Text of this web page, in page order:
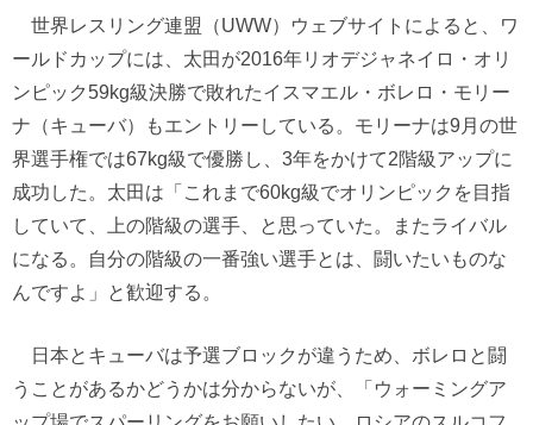
世界レスリング連盟（UWW）ウェブサイトによると、ワ
ールドカップには、太田が2016年リオデジャネイロ・オリ
ンピック59kg級決勝で敗れたイスマエル・ボレロ・モリー
ナ（キューバ）もエントリーしている。モリーナは9月の世
界選手権では67kg級で優勝し、3年をかけて2階級アップに
成功した。太田は「これまで60kg級でオリンピックを目指
していて、上の階級の選手、と思っていた。またライバル
になる。自分の階級の一番強い選手とは、闘いたいものな
んですよ」と歓迎する。
日本とキューバは予選ブロックが違うため、ボレロと闘
うことがあるかどうかは分からないが、「ウォーミングア